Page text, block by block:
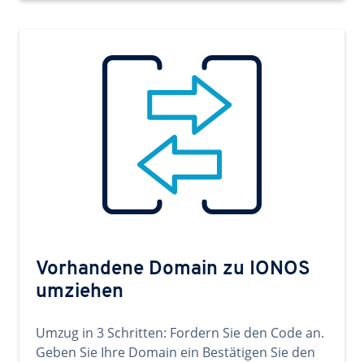
Vorhandene Domain zu IONOS
umziehen
Umzug in 3 Schritten: Fordern Sie den Code an.
Geben Sie Ihre Domain ein Bestätigen Sie den